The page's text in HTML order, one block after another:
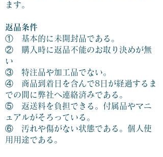
ます。
返品条件
① 基本的に未開封品である。
② 購入時に返品不能のお取り決めが無
い
③ 特注品や加工品でない。
④ 商品到着日を含んで8日が経過するま
での間に弊社へ連絡済みである。
⑤ 返送料を負担できる。付属品やマニ
ュアルがそろっている。
⑥ 汚れや傷がない状態である。個人使
用用途である。